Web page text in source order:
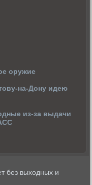
оружие
на-Дону идею
из-за выдачи
без выходных и